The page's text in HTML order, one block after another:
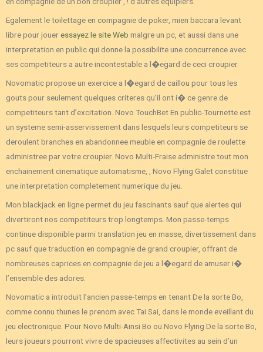
Egalement le toilettage en compagnie de poker, mien baccara levant
libre pour joueressayez le site Web malgre un pc, et aussi dans une
interpretation en public qui donne la possibilite une concurrence avec
ses competiteurs a autre incontestable a l�egard de ceci croupier.
Novomatic propose un exercice a l�egard de caillou pour tous les
gouts pour seulement quelques criteres qu’il ont i� ce genre de
competiteurs tant d’excitation. Novo TouchBet En public-Tournette est
un systeme semi-asservissement dans lesquels leurs competiteurs se
deroulent branches en abandonnee meuble en compagnie de roulette
administree par votre croupier. Novo Multi-Fraise administre tout mon
enchainement cinematique automatisme, , Novo Flying Galet constitue
une interpretation completement numerique du jeu.
Mon blackjack en ligne permet du jeu fascinants sauf que alertes qui
divertiront nos competiteurs trop longtemps. Mon passe-temps
continue disponible parmi translation jeu en masse, divertissement dans
pc sauf que traduction en compagnie de grand croupier, offrant de
nombreuses caprices en compagnie de jeu a l�egard de amuser i�
l’ensemble des adores.
Novomatic a introduit l’ancien passe-temps en tenant De la sorte Bo,
comme connu thunes le prenom avec Tai Sai, dans le monde eveillant du
jeu electronique. Pour Novo Multi-Ainsi Bo ou Novo Flying De la sorte Bo,
leurs joueurs pourront vivre de spacieuses affectivites au sein d’un